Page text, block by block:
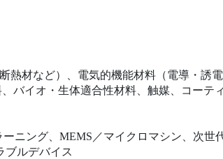
熱材など）、電気的機能材料（電導・誘
バイオ・生体適合性材料、触媒、コーテ
ニング、MEMS／マイクロマシン、次世
ブルデバイス